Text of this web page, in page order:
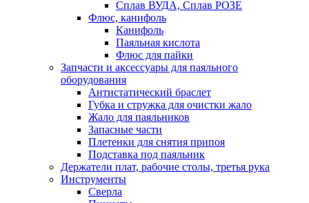
Сплав ВУДА, Сплав РОЗЕ
Флюс, канифоль
Канифоль
Паяльная кислота
Флюс для пайки
Запчасти и аксессуары для паяльного
оборудования
Антистатический браслет
Губка и стружка для очистки жало
Жало для паяльников
Запасные части
Плетенки для снятия припоя
Подставка под паяльник
Держатели плат, рабочие столы, третья рука
Инструменты
Сверла